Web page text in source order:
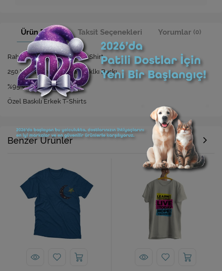
Ürün Bilgisi Taksit Seçenekleri Yorumlar (0)
Rahat Kesim Özel Baskılı T-Shirt
250 Yıkamaya Kadar Dayanıklkı Baskı
%95 Viskon %5 Elastan
Özel Baskılı Erkek T-Shirts
Benzer Ürünler